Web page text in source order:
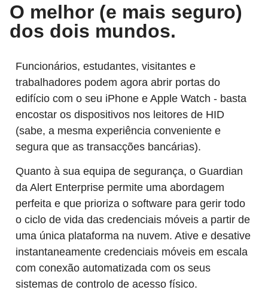
O melhor (e mais seguro)
dos dois mundos.
Funcionários, estudantes, visitantes e
trabalhadores podem agora abrir portas do
edifício com o seu iPhone e Apple Watch - basta
encostar os dispositivos nos leitores de HID
(sabe, a mesma experiência conveniente e
segura que as transacções bancárias).
Quanto à sua equipa de segurança, o Guardian
da Alert Enterprise permite uma abordagem
perfeita e que prioriza o software para gerir todo
o ciclo de vida das credenciais móveis a partir de
uma única plataforma na nuvem. Ative e desative
instantaneamente credenciais móveis em escala
com conexão automatizada com os seus
sistemas de controlo de acesso físico.